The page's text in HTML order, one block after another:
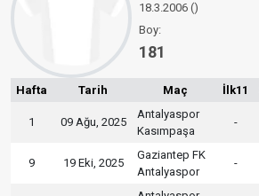
18.3.2006 ()
Boy:
181
Hafta Tarih Maç İlk11
1 09 Ağu, 2025
Antalyaspor
Kasımpaşa
-
9 19 Eki, 2025
Gaziantep FK
Antalyaspor
-